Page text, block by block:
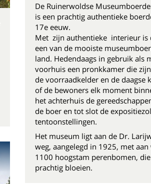
De Ruinerwoldse
is een prachtig authentieke
17e eeuw.
Met zijn authentieke interieur
een van de mooiste
land. Hedendaags in gebruik als
voorhuis een pronkkamer die
de voorraadkelder en de daagse
of de bewoners elk moment
het achterhuis de
de boer en tot slot de
tentoonstellingen.
Het museum ligt aan de Dr.
weg, aangelegd in 1925, met
1100 hoogstam perenbomen,
prachtig bloeien.